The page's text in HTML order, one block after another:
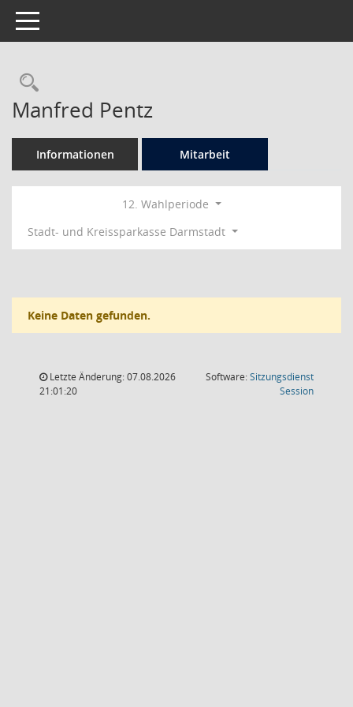
Toggle navigation
Rechercheauswahl
Manfred Pentz
Informationen Mitarbeit
12. Wahlperiode
Stadt- und Kreissparkasse Darmstadt
Keine Daten gefunden.
Letzte Änderung: 07.08.2026
21:01:20
Software:Sitzungsdienst
Session(Wird in